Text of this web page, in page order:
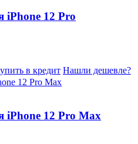
iPhone 12 Pro
в кредит Нашли дешевле?
iPhone 12 Pro Max